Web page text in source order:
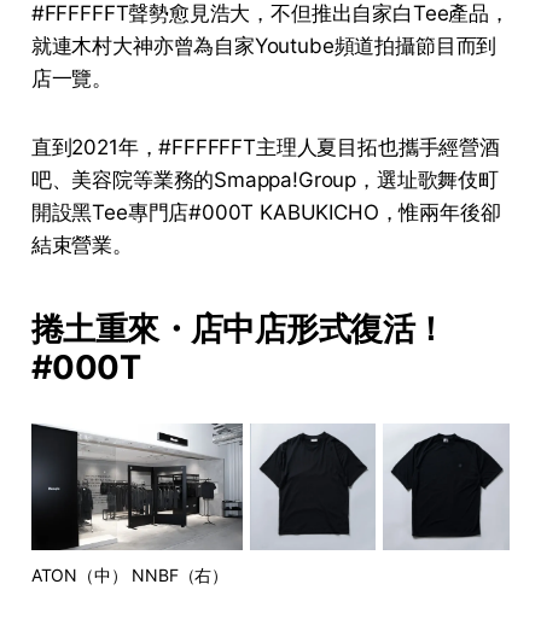
#FFFFFFT聲勢愈見浩大，不但推出自家白Tee產品，
就連木村大神亦曾為自家Youtube頻道拍攝節目而到
店一覽。
直到2021年，#FFFFFFT主理人夏目拓也攜手經營酒
吧、美容院等業務的Smappa!Group，選址歌舞伎町
開設黑Tee專門店#000T KABUKICHO，惟兩年後卻
結束營業。
捲土重來・店中店形式復活！
#000T
ATON（中） NNBF（右）